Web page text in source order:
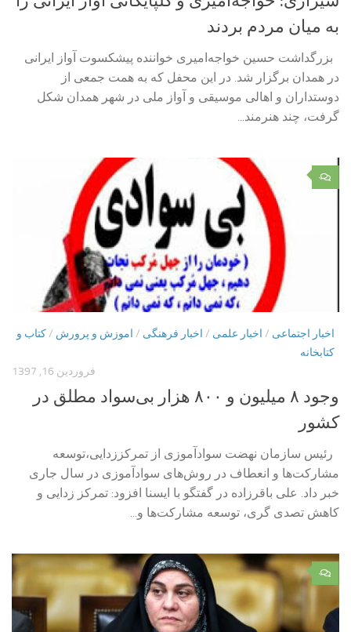
به میان مردم بردند
بزرگداشت حسین خواجه‌امیری خواننده پیشکسوت آواز ایرانی
در همدان برگزار شد. در این محفل که به همت جمعی از
دوستداران و اهالی موسیقی و آواز ملی در شهر همدان شکل
گرفت، چند هنرمند...
۰
اخبار اجتماعی / اخبار علمی / اخبار فرهنگی / اموزش و پرورش /کتاب و
کتابخانه
فروردین 16, 1397
وجود ۸ میلیون و ۸۰۰ هزار بی‌سواد مطلق در
کشور
رئیس سازمان نهضت سوادآموزی از تمرکززدایی،توسعه
مشارکت‌ها و انعطاف در روش‌های سوادآموزی در سال جاری
خبر داد. علی باقرزاده در گفتگو با ایسنا افزود: تمرکز زدایی و
کاهش تصدی گری، توسعه مشارکت‌ها و...
۰